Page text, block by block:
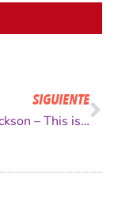
SIGUIENTE
Michael Jackson – This is It Trailer